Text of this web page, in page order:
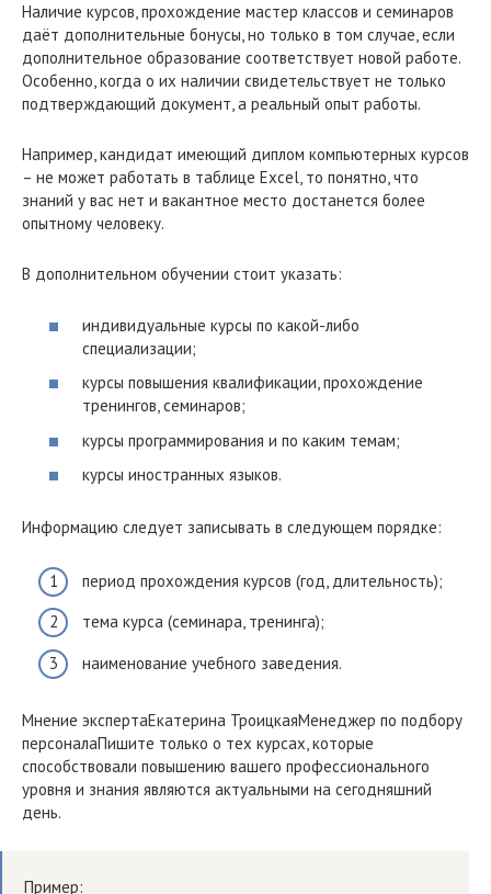
Наличие курсов, прохождение мастер классов и семинаров
даёт дополнительные бонусы, но только в том случае, если
дополнительное образование соответствует новой работе.
Особенно, когда о их наличии свидетельствует не только
подтверждающий документ, а реальный опыт работы.
Например, кандидат имеющий диплом компьютерных курсов
– не может работать в таблице Excel, то понятно, что
знаний у вас нет и вакантное место достанется более
опытному человеку.
В дополнительном обучении стоит указать:
индивидуальные курсы по какой-либо
специализации;
курсы повышения квалификации, прохождение
тренингов, семинаров;
курсы программирования и по каким темам;
курсы иностранных языков.
Информацию следует записывать в следующем порядке:
период прохождения курсов (год, длительность);
тема курса (семинара, тренинга);
наименование учебного заведения.
Мнение экспертаЕкатерина ТроицкаяМенеджер по подбору
персоналаПишите только о тех курсах, которые
способствовали повышению вашего профессионального
уровня и знания являются актуальными на сегодняшний
день.
Пример: